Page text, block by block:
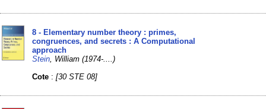
8 - Elementary number theory : primes,
congruences, and secrets : A Computational
approach
Stein , William (1974-....)
Cote :[30 STE 08]